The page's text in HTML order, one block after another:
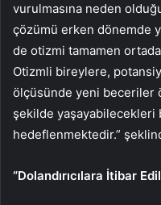
vurulmasına neden
çözümü erken dönemde
de otizmi tamamen
Otizmli bireylere,
ölçüsünde yeni beceriler
şekilde yaşayabilecekleri
hedeflenmektedir.”
“Dolandırıcılara İtibar